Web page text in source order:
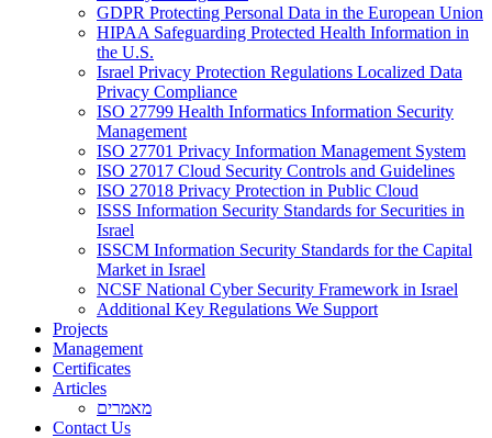
GDPR Protecting Personal Data in the European Union
HIPAA Safeguarding Protected Health Information in
the U.S.
Israel Privacy Protection Regulations Localized Data
Privacy Compliance
ISO 27799 Health Informatics Information Security
Management
ISO 27701 Privacy Information Management System
ISO 27017 Cloud Security Controls and Guidelines
ISO 27018 Privacy Protection in Public Cloud
ISSS Information Security Standards for Securities in
Israel
ISSCM Information Security Standards for the Capital
Market in Israel
NCSF National Cyber Security Framework in Israel
Additional Key Regulations We Support
Projects
Management
Certificates
Articles
מאמרים
Contact Us